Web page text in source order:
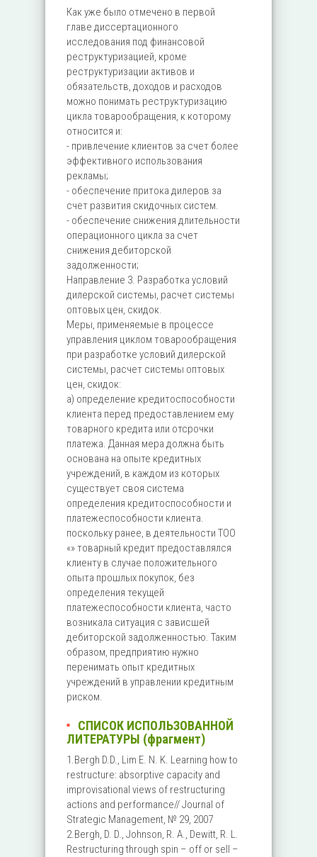
Как уже было отмечено в первой
главе диссертационного
исследования под финансовой
реструктуризацией, кроме
реструктуризации активов и
обязательств, доходов и расходов
можно понимать реструктуризацию
цикла товарообращения, к которому
относится и:
- привлечение клиентов за счет более
эффективного использования
рекламы;
- обеспечение притока дилеров за
счет развития скидочных систем.
- обеспечение снижения длительности
операционного цикла за счет
снижения дебиторской
задолженности;
Направление 3. Разработка условий
дилерской системы, расчет системы
оптовых цен, скидок.
Меры, применяемые в процессе
управления циклом товарообращения
при разработке условий дилерской
системы, расчет системы оптовых
цен, скидок:
а) определение кредитоспособности
клиента перед предоставлением ему
товарного кредита или отсрочки
платежа. Данная мера должна быть
основана на опыте кредитных
учреждений, в каждом из которых
существует своя система
определения кредитоспособности и
платежеспособности клиента.
поскольку ранее, в деятельности ТОО
«» товарный кредит предоставлялся
клиенту в случае положительного
опыта прошлых покупок, без
определения текущей
платежеспособности клиента, часто
возникала ситуация с зависшей
дебиторской задолженностью. Таким
образом, предприятию нужно
перенимать опыт кредитных
учреждений в управлении кредитным
риском.
СПИСОК ИСПОЛЬЗОВАННОЙ
ЛИТЕРАТУРЫ (фрагмент)
1.Bergh D.D., Lim E. N. K. Learning how to
restructure: absorptive capacity and
improvisational views of restructuring
actions and performance// Journal of
Strategic Management, № 29, 2007
2.Bergh, D. D., Johnson, R. A., Dewitt, R. L.
Restructuring through spin – off or sell –